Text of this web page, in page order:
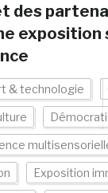
des
exposition
& technologie
Exposition